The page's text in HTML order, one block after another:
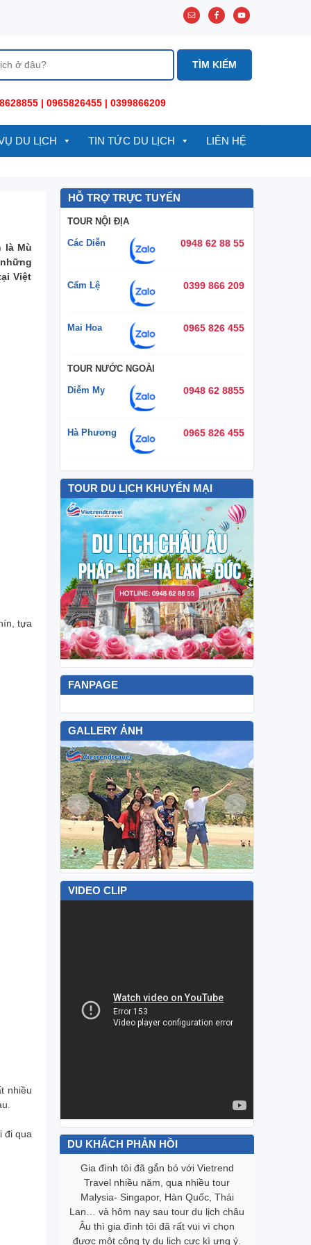
| 0965826455 | 0399866209
DU LỊCH TIN TỨC DU LỊCH LIÊN HỆ
là Mù
Việt
tựa
nhiều
đi qua
HỖ TRỢ TRỰC TUYẾN
TOUR NỘI ĐỊA
Các Diễn 0948 62 88 55
Cẩm Lệ 0399 866 209
Mai Hoa 0965 826 455
TOUR NƯỚC NGOÀI
Diễm My 0948 62 8855
Hà Phương 0965 826 455
TOUR DU LỊCH KHUYẾN MẠI
FANPAGE
GALLERY ẢNH
VIDEO CLIP
DU KHÁCH PHẢN HỒI
tour
Thái
lịch châu
vì chọn
kì ưng ‎ý.
Biết đến Vietrend Travel qua chương
trình “Team Building” của Công ty. Lần
này với tour đi Thái Lan, mình khá hài
lòng với Vietrend Travel từ lúc đón tiếp
khách đặt tour, nhận vé, chương trình
tour được đi đúng và đủ chương trình,